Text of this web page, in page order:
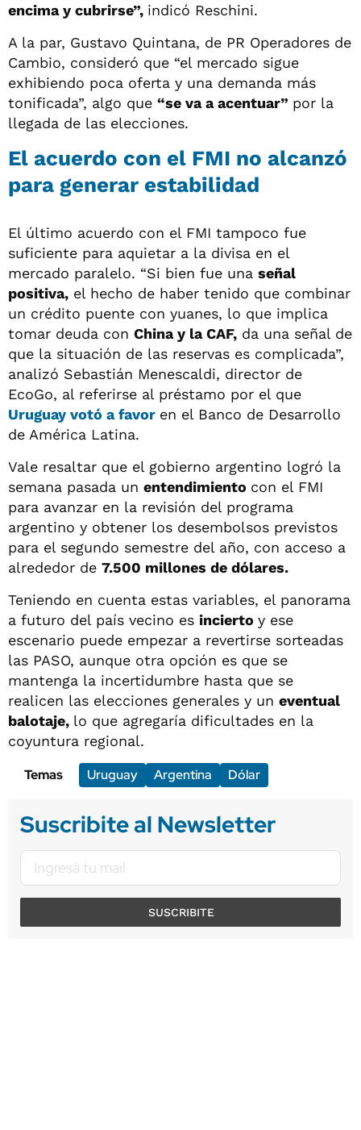
encima y cubrirse”, indicó Reschini.
A la par, Gustavo Quintana, de PR Operadores de
Cambio, consideró que “el mercado sigue
exhibiendo poca oferta y una demanda más
tonificada”, algo que “se va a acentuar” por la
llegada de las elecciones.
El acuerdo con el FMI no alcanzó
para generar estabilidad
El último acuerdo con el FMI tampoco fue
suficiente para aquietar a la divisa en el
mercado paralelo. “Si bien fue una señal
positiva, el hecho de haber tenido que combinar
un crédito puente con yuanes, lo que implica
tomar deuda con China y la CAF, da una señal de
que la situación de las reservas es complicada”,
analizó Sebastián Menescaldi, director de
EcoGo, al referirse al préstamo por el que
Uruguay votó a favor en el Banco de Desarrollo
de América Latina.
Vale resaltar que el gobierno argentino logró la
semana pasada un entendimiento con el FMI
para avanzar en la revisión del programa
argentino y obtener los desembolsos previstos
para el segundo semestre del año, con acceso a
alrededor de 7.500 millones de dólares.
Teniendo en cuenta estas variables, el panorama
a futuro del país vecino es incierto y ese
escenario puede empezar a revertirse sorteadas
las PASO, aunque otra opción es que se
mantenga la incertidumbre hasta que se
realicen las elecciones generales y un eventual
balotaje, lo que agregaría dificultades en la
coyuntura regional.
Temas
Uruguay Argentina Dólar
Suscribite al Newsletter
SUSCRIBITE